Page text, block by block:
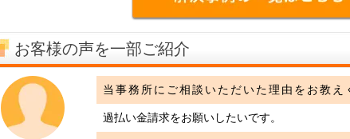
お客様の声を一部ご紹介
当事務所にご相談いただいた理由をお教え
過払い金請求をお願いしたいです。